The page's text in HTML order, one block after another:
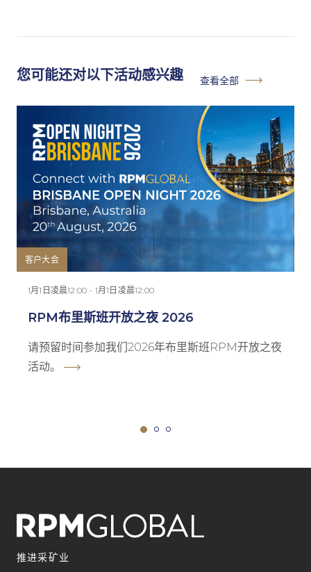
您可能还对以下活动感兴趣 查看全部
客户大会
1月1日凌晨12:00 - 1月1日凌晨12:00
RPM布里斯班开放之夜 2026
请预留时间参加我们2026年布里斯班RPM开放之夜
活动。
推进采矿业